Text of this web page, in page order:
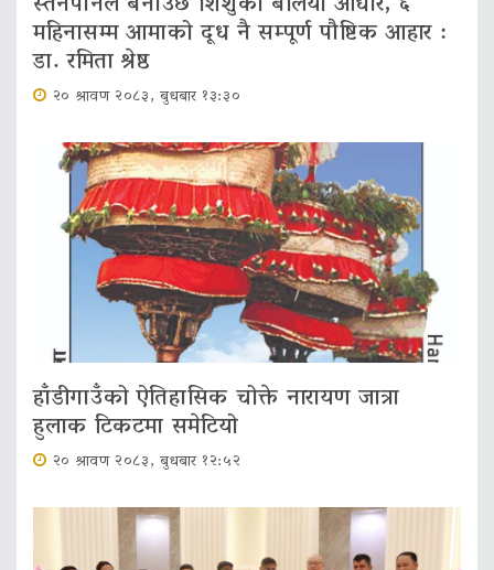
महिनासम्म आमाको दूध नै सम्पूर्ण पौष्टिक आहार :
डा. रमिता श्रेष्ठ
२० श्रावण २०८३, बुधबार १३:३०
हाँडीगाउँको ऐतिहासिक चोक्ते नारायण जात्रा
हुलाक टिकटमा समेटियो
२० श्रावण २०८३, बुधबार १२:५२